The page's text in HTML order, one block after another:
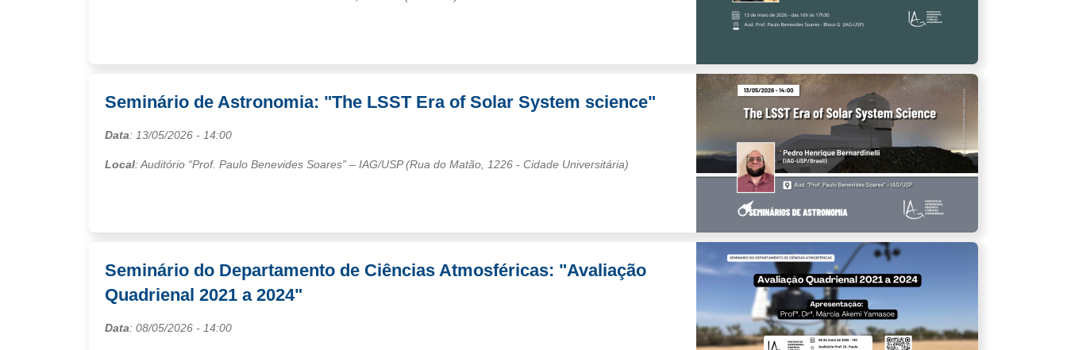
Seminário de Astronomia: "The LSST Era of Solar System science"
Data: 13/05/2026 - 14:00
Local: Auditório “Prof. Paulo Benevides Soares” – IAG/USP (Rua do Matão, 1226 - Cidade Universitária)
Seminário do Departamento de Ciências Atmosféricas: "Avaliação
Quadrienal 2021 a 2024"
Data: 08/05/2026 - 14:00